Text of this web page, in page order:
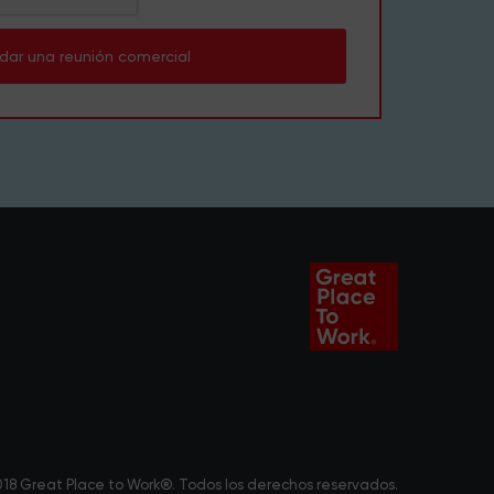
una reunión comercial
Great Place to Work®. Todos los derechos reservados.